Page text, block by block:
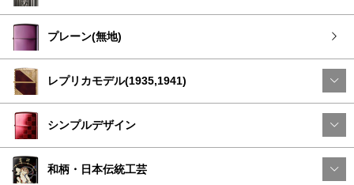
プレーン(無地)
レプリカモデル(1935,1941)
シンプルデザイン
和柄・日本伝統工芸